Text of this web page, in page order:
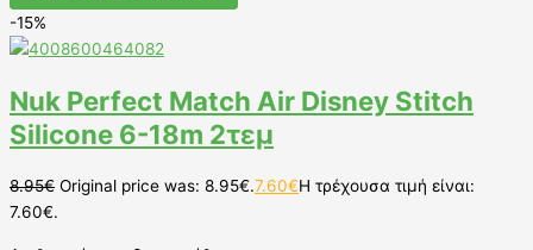
-15%
Nuk Perfect Match Air Disney Stitch
Silicone 6-18m 2τεμ
8.95€ Original price was: 8.95€.7.60€Η τρέχουσα τιμή είναι:
7.60€.